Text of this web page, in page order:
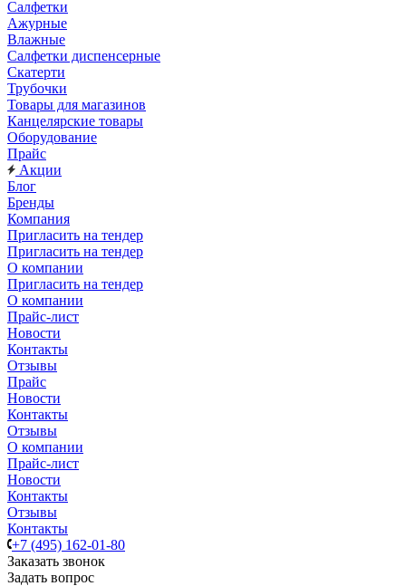
Салфетки
Ажурные
Влажные
Салфетки диспенсерные
Скатерти
Трубочки
Товары для магазинов
Канцелярские товары
Оборудование
Прайс
Акции
Блог
Бренды
Компания
Пригласить на тендер
Пригласить на тендер
О компании
Пригласить на тендер
О компании
Прайс-лист
Новости
Контакты
Отзывы
Прайс
Новости
Контакты
Отзывы
О компании
Прайс-лист
Новости
Контакты
Отзывы
Контакты
+7 (495) 162-01-80
Заказать звонок
Задать вопрос